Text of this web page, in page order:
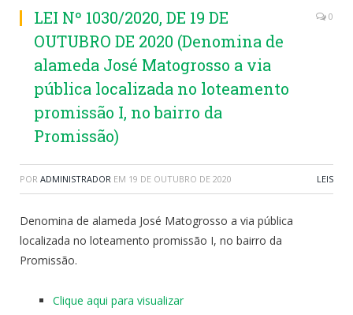
LEI Nº 1030/2020, DE 19 DE
OUTUBRO DE 2020 (Denomina de
alameda José Matogrosso a via
pública localizada no loteamento
promissão I, no bairro da
Promissão)
0
POR ADMINISTRADOR EM 19 DE OUTUBRO DE 2020 LEIS
Denomina de alameda José Matogrosso a via pública
localizada no loteamento promissão I, no bairro da
Promissão.
Clique aqui para visualizar